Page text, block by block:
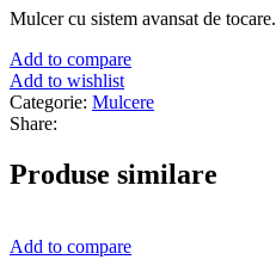
Mulcer cu sistem avansat de tocare.
Add to compare
Add to wishlist
Categorie: Mulcere
Share:
Produse similare
Add to compare